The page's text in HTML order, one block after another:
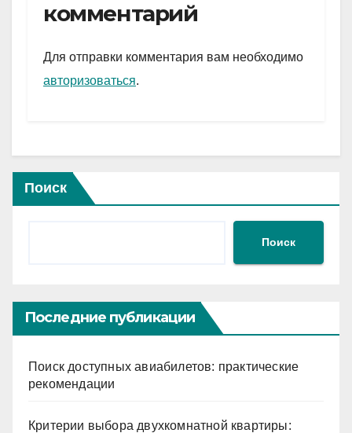
a
m
A
p
и
комментарий
Для отправки комментария вам необходимо
авторизоваться.
Поиск
Поиск
Последние публикации
Поиск доступных авиабилетов: практические
рекомендации
Критерии выбора двухкомнатной квартиры: